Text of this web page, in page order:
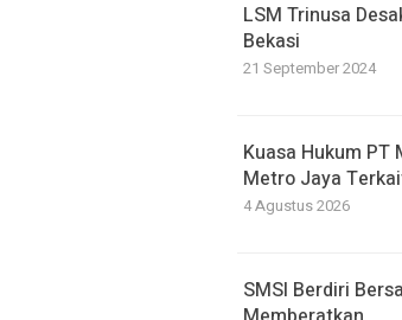
LSM Trinusa
Bekasi
21 September 2024
Kuasa Hukum PT
Metro Jaya
4 Agustus 2026
SMSI Berdiri